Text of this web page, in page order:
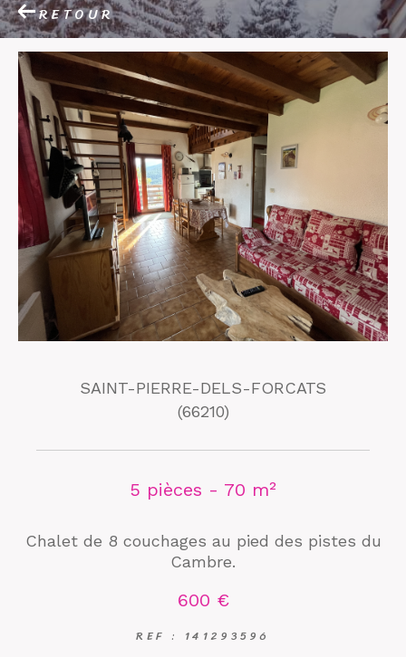
RETOUR
SAINT-PIERRE-DELS-FORCATS
(66210)
5 pièces - 70 m²
Chalet de 8 couchages au pied des pistes du
Cambre.
600 €
REF : 141293596